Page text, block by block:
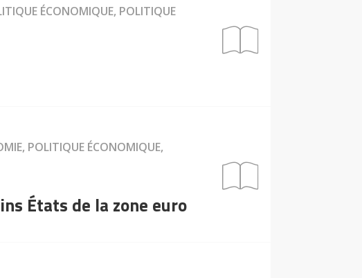
ÉCONOMIQUE, POLITIQUE
POLITIQUE ÉCONOMIQUE,
États de la zone euro